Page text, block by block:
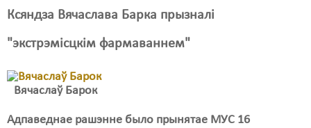
Ксяндза Вячаслава Барка прызналі
"экстрэмісцкім фармаваннем"
Вячаслаў Барок
Адпаведнае рашэнне было прынятае МУС 16
Распальваньне варожасьці
Рознае